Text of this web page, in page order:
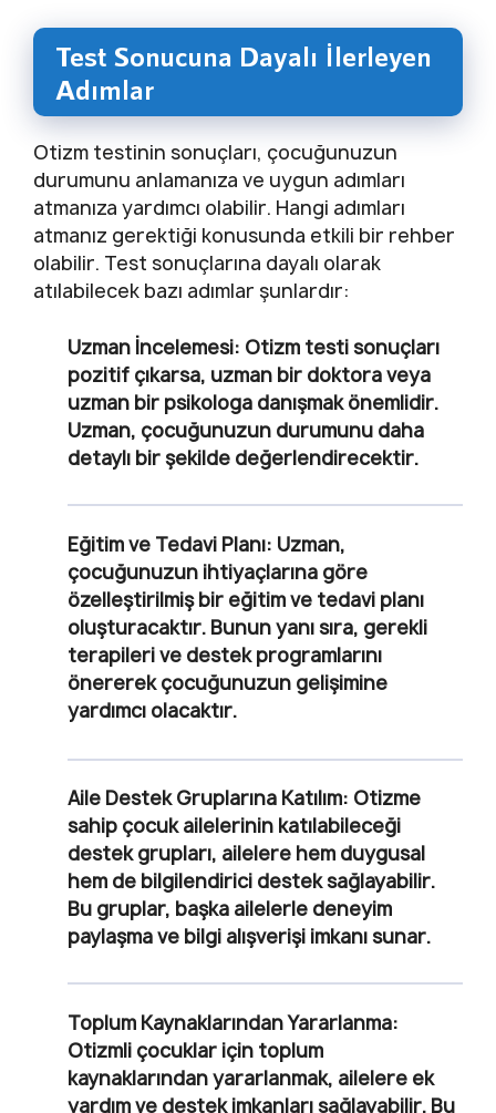
Test Sonucuna Dayalı İlerleyen
Adımlar
Otizm testinin sonuçları, çocuğunuzun
durumunu anlamanıza ve uygun adımları
atmanıza yardımcı olabilir. Hangi adımları
atmanız gerektiği konusunda etkili bir rehber
olabilir. Test sonuçlarına dayalı olarak
atılabilecek bazı adımlar şunlardır:
Uzman İncelemesi: Otizm testi sonuçları
pozitif çıkarsa, uzman bir doktora veya
uzman bir psikologa danışmak önemlidir.
Uzman, çocuğunuzun durumunu daha
detaylı bir şekilde değerlendirecektir.
Eğitim ve Tedavi Planı: Uzman,
çocuğunuzun ihtiyaçlarına göre
özelleştirilmiş bir eğitim ve tedavi planı
oluşturacaktır. Bunun yanı sıra, gerekli
terapileri ve destek programlarını
önererek çocuğunuzun gelişimine
yardımcı olacaktır.
Aile Destek Gruplarına Katılım: Otizme
sahip çocuk ailelerinin katılabileceği
destek grupları, ailelere hem duygusal
hem de bilgilendirici destek sağlayabilir.
Bu gruplar, başka ailelerle deneyim
paylaşma ve bilgi alışverişi imkanı sunar.
Toplum Kaynaklarından Yararlanma:
Otizmli çocuklar için toplum
kaynaklarından yararlanmak, ailelere ek
yardım ve destek imkanları sağlayabilir. Bu